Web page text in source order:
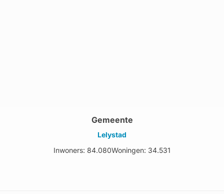
Gemeente
Lelystad
Inwoners: 84.080Woningen: 34.531